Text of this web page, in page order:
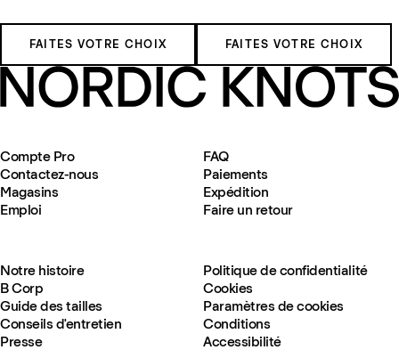
FAITES VOTRE CHOIX FAITES VOTRE CHOIX
Compte Pro
Contactez-nous
Magasins
Emploi
FAQ
Paiements
Expédition
Faire un retour
Notre histoire
B Corp
Guide des tailles
Conseils d'entretien
Presse
Politique de confidentialité
Cookies
Paramètres de cookies
Conditions
Accessibilité